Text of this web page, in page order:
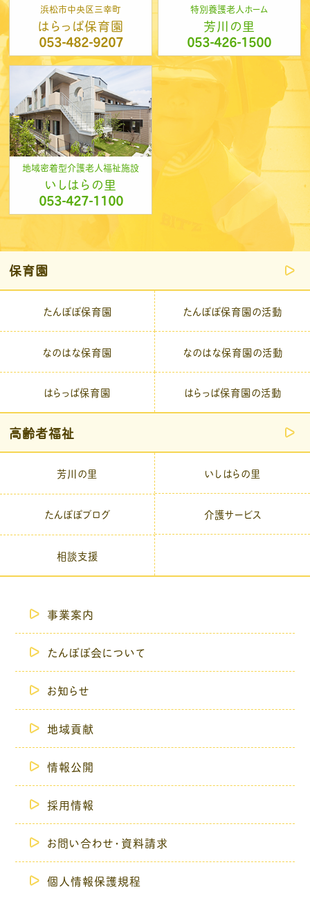
浜松市中央区三幸町
はらっぱ保育園
053-482-9207
特別養護老人ホーム
芳川の里
053-426-1500
地域密着型介護老人福祉施設
いしはらの里
053-427-1100
保育園
たんぽぽ保育園 たんぽぽ保育園の活動
なのはな保育園 なのはな保育園の活動
はらっぱ保育園 はらっぱ保育園の活動
高齢者福祉
芳川の里 いしはらの里
たんぽぽブログ 介護サービス
相談支援
事業案内
たんぽぽ会について
お知らせ
地域貢献
情報公開
採用情報
お問い合わせ・資料請求
個人情報保護規程